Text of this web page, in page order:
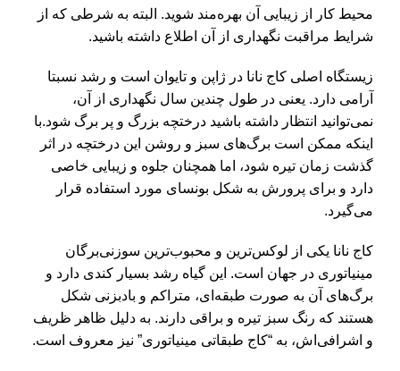
محیط کار از زیبایی آن بهره‌مند شوید. البته به شرطی که از
شرایط مراقبت نگهداری از آن اطلاع داشته باشید.
زیستگاه اصلی کاج نانا در ژاپن و تایوان است و رشد نسبتا
آرامی دارد. یعنی در طول چندین سال نگهداری از آن،
نمی‌توانید انتظار داشته باشید درختچه بزرگ و پر برگ شود.با
اینکه ممکن است برگ‌های سبز و روشن این درختچه در اثر
گذشت زمان تیره شود، اما همچنان جلوه و زیبایی خاصی
دارد و برای پرورش به شکل بونسای مورد استفاده قرار
می‌گیرد.
کاج نانا یکی از لوکس‌ترین و محبوب‌ترین سوزنی‌برگان
مینیاتوری در جهان است. این گیاه رشد بسیار کندی دارد و
برگ‌های آن به صورت طبقه‌ای، متراکم و بادبزنی شکل
هستند که رنگ سبز تیره و براقی دارند. به دلیل ظاهر ظریف
و اشرافی‌اش، به “کاج طبقاتی مینیاتوری” نیز معروف است.